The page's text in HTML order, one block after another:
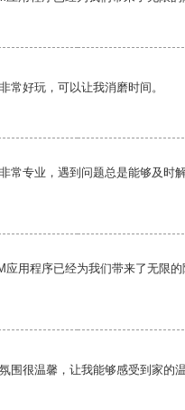
常好玩，可以让我消磨时间。
常专业，遇到问题总是能够及时
应用程序已经为我们带来了无限
围很温馨，让我能够感受到家的温